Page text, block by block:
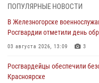
04 августа 2026, 09:57
Сотрудники Росгвардии
время проведения
04 августа 2026, 08:36 1
В Красноярске сотрудники
в серии краж из супермаркета
ПОПУЛЯРНЫЕ НОВОСТИ
В Железногорске
Росгвардии отметили день
03 августа 2026, 13:09 3
Росгвардейцы обеспечили
Красноярске